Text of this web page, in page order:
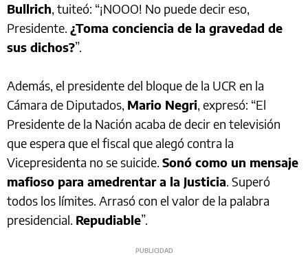
Bullrich, tuiteó: “¡NOOO! No puede decir eso,
Presidente. ¿Toma conciencia de la gravedad de
sus dichos?”.
Además, el presidente del bloque de la UCR en la
Cámara de Diputados, Mario Negri, expresó: “El
Presidente de la Nación acaba de decir en televisión
que espera que el fiscal que alegó contra la
Vicepresidenta no se suicide. Sonó como un mensaje
mafioso para amedrentar a la Justicia. Superó
todos los límites. Arrasó con el valor de la palabra
presidencial. Repudiable”.